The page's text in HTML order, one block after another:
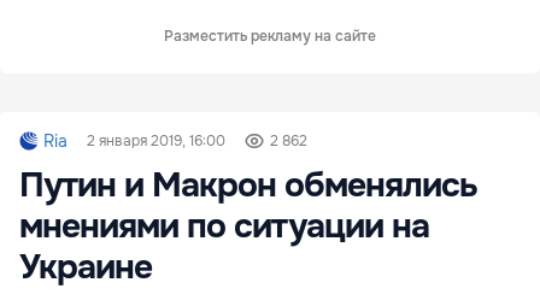
Разместить рекламу на сайте
Ria 2 января 2019, 16:00 2 862
Путин и Макрон обменялись
мнениями по ситуации на
Украине